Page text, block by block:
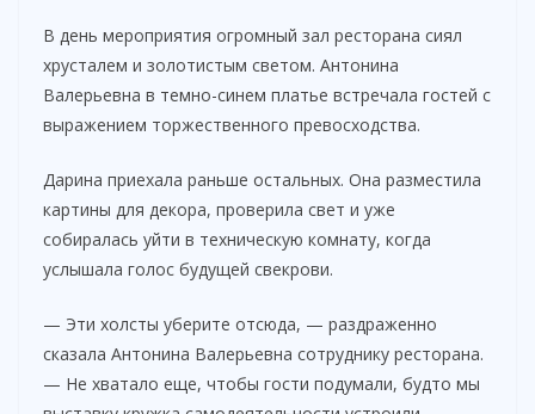
В день мероприятия огромный зал ресторана сиял
хрусталем и золотистым светом. Антонина
Валерьевна в темно-синем платье встречала гостей с
выражением торжественного превосходства.
Дарина приехала раньше остальных. Она разместила
картины для декора, проверила свет и уже
собиралась уйти в техническую комнату, когда
услышала голос будущей свекрови.
— Эти холсты уберите отсюда, — раздраженно
сказала Антонина Валерьевна сотруднику ресторана.
— Не хватало еще, чтобы гости подумали, будто мы